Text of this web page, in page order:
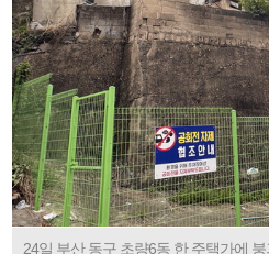
24일 부산 동구 초량6동 한 주택가에